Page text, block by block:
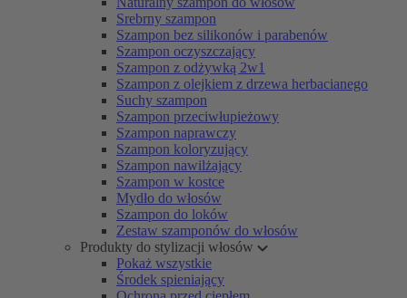
Srebrny szampon
Szampon bez silikonów i parabenów
Szampon oczyszczający
Szampon z odżywką 2w1
Szampon z olejkiem z drzewa herbacianego
Suchy szampon
Szampon przeciwłupieżowy
Szampon naprawczy
Szampon koloryzujący
Szampon nawilżający
Szampon w kostce
Mydło do włosów
Szampon do loków
Zestaw szamponów do włosów
Produkty do stylizacji włosów
Pokaż wszystkie
Środek spieniający